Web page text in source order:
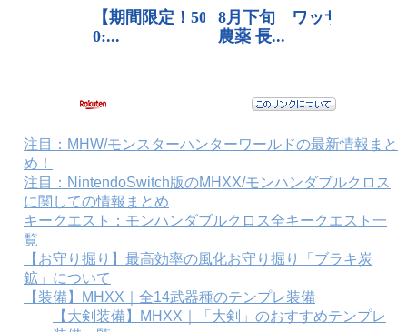
注目：MHW/モンスターハンターワールドの最新情報まと
め！
注目：NintendoSwitch版のMHXX/モンハンダブルクロス
に関しての情報まとめ
キークエスト：モンハンダブルクロス全キークエスト一
覧
【お守り掘り】最高効率の風化お守り掘り「ブラキ炭
鉱」について
【装備】MHXX｜全14武器種のテンプレ装備
【大剣装備】MHXX｜「大剣」のおすすめテンプレ